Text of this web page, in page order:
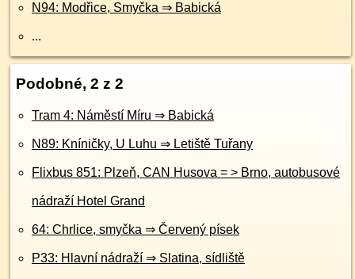
N94: Modřice, Smyčka ⇒ Babická
...
Podobné, 2 z 2
Tram 4: Náměstí Míru ⇒ Babická
N89: Kníničky, U Luhu ⇒ Letiště Tuřany
Flixbus 851: Plzeň, CAN Husova = > Brno, autobusové
nádraží Hotel Grand
64: Chrlice, smyčka ⇒ Červený písek
P33: Hlavní nádraží ⇒ Slatina, sídliště